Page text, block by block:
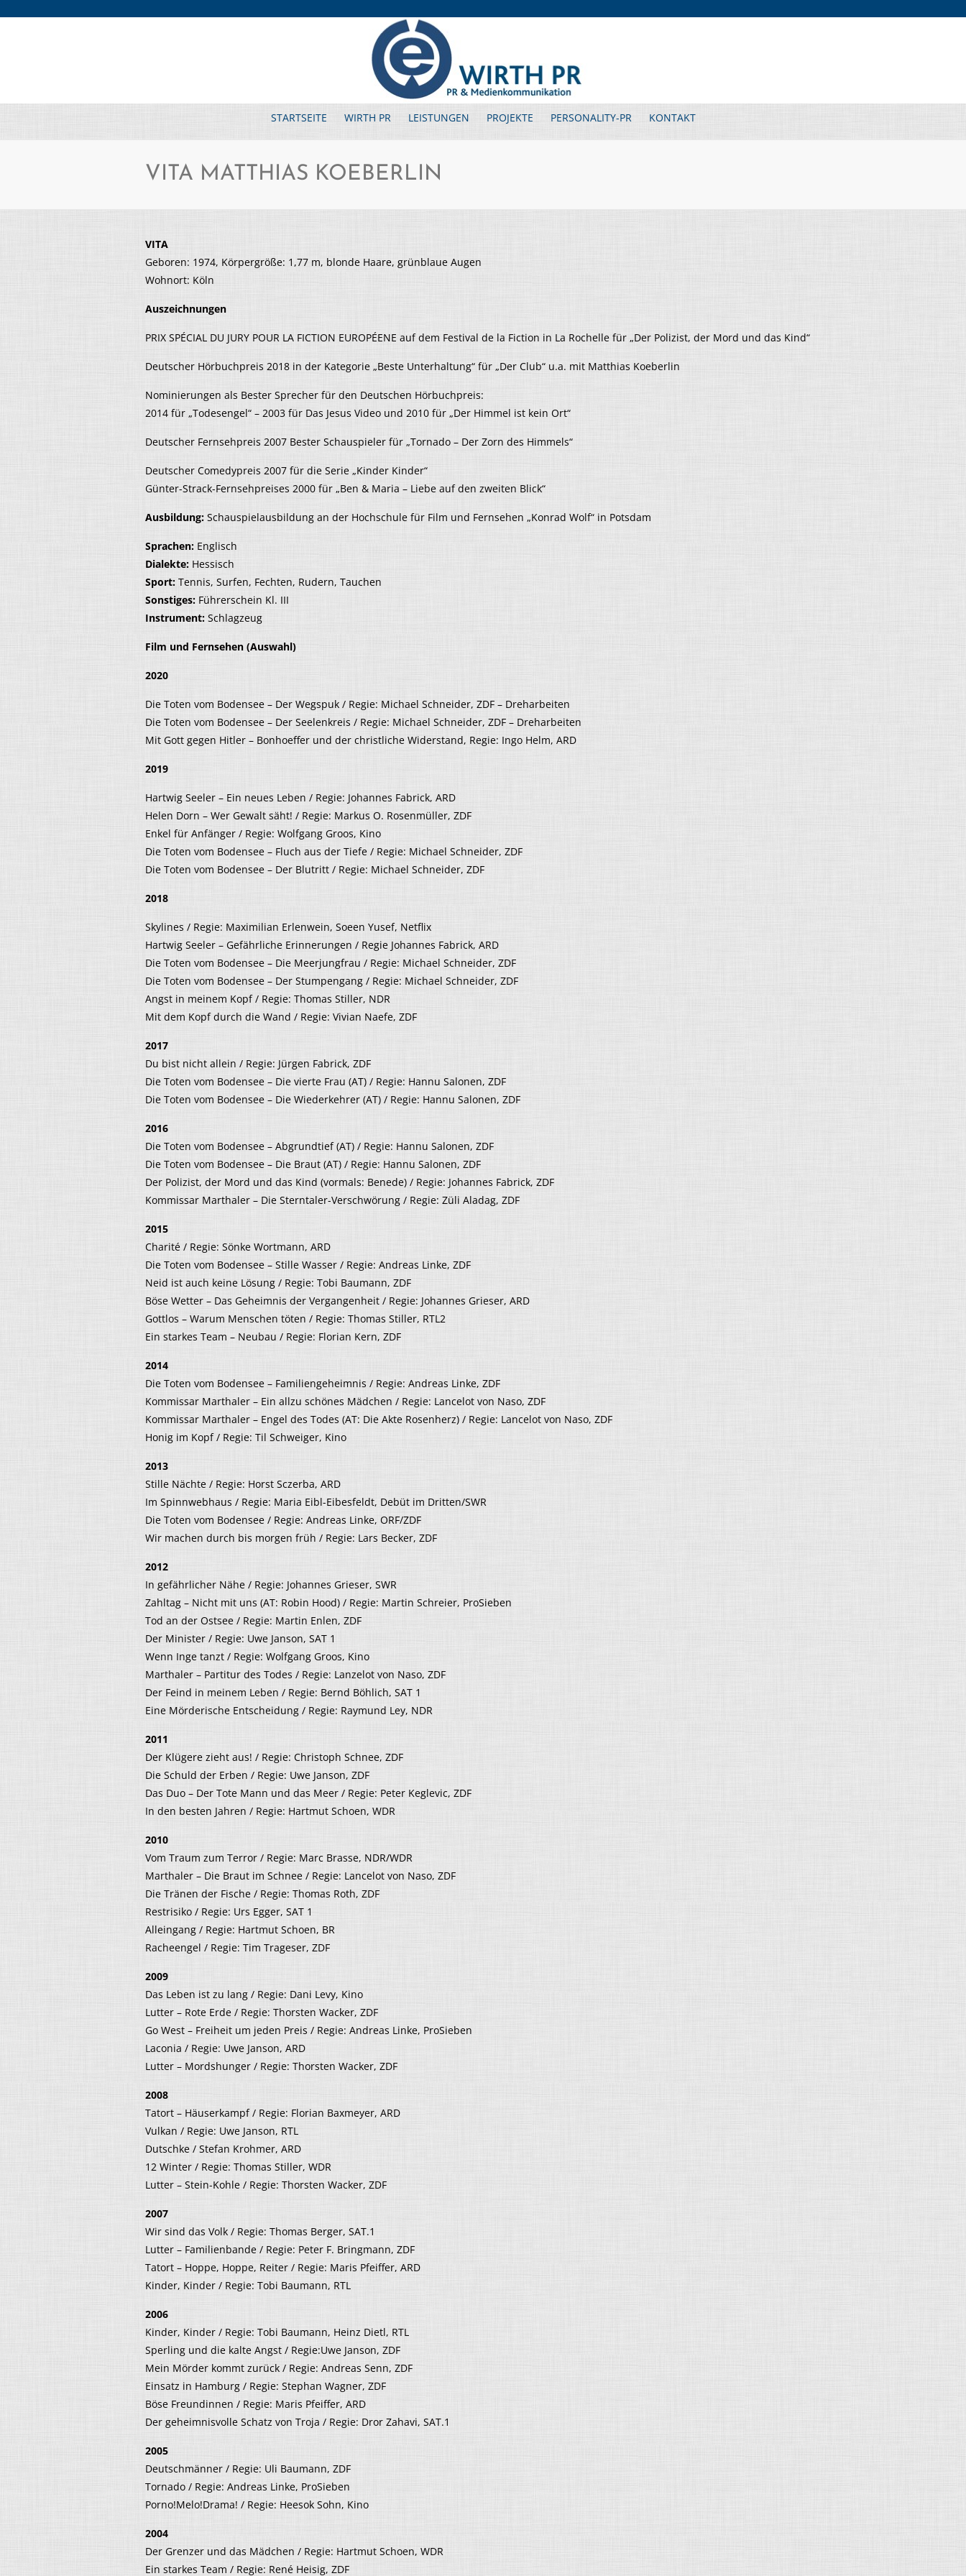
STARTSEITE WIRTH PR LEISTUNGEN PROJEKTE PERSONALITY-PR KONTAKT
VITA MATTHIAS KOEBERLIN
VITA
Geboren: 1974, Körpergröße: 1,77 m, blonde Haare, grünblaue Augen
Wohnort: Köln
Auszeichnungen
PRIX SPÉCIAL DU JURY POUR LA FICTION EUROPÉENE auf dem Festival de la Fiction in La Rochelle für „Der Polizist, der Mord und das Kind“
Deutscher Hörbuchpreis 2018 in der Kategorie „Beste Unterhaltung“ für „Der Club“ u.a. mit Matthias Koeberlin
Nominierungen als Bester Sprecher für den Deutschen Hörbuchpreis:
2014 für „Todesengel“ – 2003 für Das Jesus Video und 2010 für „Der Himmel ist kein Ort“
Deutscher Fernsehpreis 2007 Bester Schauspieler für „Tornado – Der Zorn des Himmels“
Deutscher Comedypreis 2007 für die Serie „Kinder Kinder“
Günter-Strack-Fernsehpreises 2000 für „Ben & Maria – Liebe auf den zweiten Blick“
Ausbildung: Schauspielausbildung an der Hochschule für Film und Fernsehen „Konrad Wolf“ in Potsdam
Sprachen: Englisch
Dialekte: Hessisch
Sport: Tennis, Surfen, Fechten, Rudern, Tauchen
Sonstiges: Führerschein Kl. III
Instrument: Schlagzeug
Film und Fernsehen (Auswahl)
2020
Die Toten vom Bodensee – Der Wegspuk / Regie: Michael Schneider, ZDF – Dreharbeiten
Die Toten vom Bodensee – Der Seelenkreis / Regie: Michael Schneider, ZDF – Dreharbeiten
Mit Gott gegen Hitler – Bonhoeffer und der christliche Widerstand, Regie: Ingo Helm, ARD
2019
Hartwig Seeler – Ein neues Leben / Regie: Johannes Fabrick, ARD
Helen Dorn – Wer Gewalt säht! / Regie: Markus O. Rosenmüller, ZDF
Enkel für Anfänger / Regie: Wolfgang Groos, Kino
Die Toten vom Bodensee – Fluch aus der Tiefe / Regie: Michael Schneider, ZDF
Die Toten vom Bodensee – Der Blutritt / Regie: Michael Schneider, ZDF
2018
Skylines / Regie: Maximilian Erlenwein, Soeen Yusef, Netflix
Hartwig Seeler – Gefährliche Erinnerungen / Regie Johannes Fabrick, ARD
Die Toten vom Bodensee – Die Meerjungfrau / Regie: Michael Schneider, ZDF
Die Toten vom Bodensee – Der Stumpengang / Regie: Michael Schneider, ZDF
Angst in meinem Kopf / Regie: Thomas Stiller, NDR
Mit dem Kopf durch die Wand / Regie: Vivian Naefe, ZDF
2017
Du bist nicht allein / Regie: Jürgen Fabrick, ZDF
Die Toten vom Bodensee – Die vierte Frau (AT) / Regie: Hannu Salonen, ZDF
Die Toten vom Bodensee – Die Wiederkehrer (AT) / Regie: Hannu Salonen, ZDF
2016
Die Toten vom Bodensee – Abgrundtief (AT) / Regie: Hannu Salonen, ZDF
Die Toten vom Bodensee – Die Braut (AT) / Regie: Hannu Salonen, ZDF
Der Polizist, der Mord und das Kind (vormals: Benede) / Regie: Johannes Fabrick, ZDF
Kommissar Marthaler – Die Sterntaler-Verschwörung / Regie: Züli Aladag, ZDF
2015
Charité / Regie: Sönke Wortmann, ARD
Die Toten vom Bodensee – Stille Wasser / Regie: Andreas Linke, ZDF
Neid ist auch keine Lösung / Regie: Tobi Baumann, ZDF
Böse Wetter – Das Geheimnis der Vergangenheit / Regie: Johannes Grieser, ARD
Gottlos – Warum Menschen töten / Regie: Thomas Stiller, RTL2
Ein starkes Team – Neubau / Regie: Florian Kern, ZDF
2014
Die Toten vom Bodensee – Familiengeheimnis / Regie: Andreas Linke, ZDF
Kommissar Marthaler – Ein allzu schönes Mädchen / Regie: Lancelot von Naso, ZDF
Kommissar Marthaler – Engel des Todes (AT: Die Akte Rosenherz) / Regie: Lancelot von Naso, ZDF
Honig im Kopf / Regie: Til Schweiger, Kino
2013
Stille Nächte / Regie: Horst Sczerba, ARD
Im Spinnwebhaus / Regie: Maria Eibl-Eibesfeldt, Debüt im Dritten/SWR
Die Toten vom Bodensee / Regie: Andreas Linke, ORF/ZDF
Wir machen durch bis morgen früh / Regie: Lars Becker, ZDF
2012
In gefährlicher Nähe / Regie: Johannes Grieser, SWR
Zahltag – Nicht mit uns (AT: Robin Hood) / Regie: Martin Schreier, ProSieben
Tod an der Ostsee / Regie: Martin Enlen, ZDF
Der Minister / Regie: Uwe Janson, SAT 1
Wenn Inge tanzt / Regie: Wolfgang Groos, Kino
Marthaler – Partitur des Todes / Regie: Lanzelot von Naso, ZDF
Der Feind in meinem Leben / Regie: Bernd Böhlich, SAT 1
Eine Mörderische Entscheidung / Regie: Raymund Ley, NDR
2011
Der Klügere zieht aus! / Regie: Christoph Schnee, ZDF
Die Schuld der Erben / Regie: Uwe Janson, ZDF
Das Duo – Der Tote Mann und das Meer / Regie: Peter Keglevic, ZDF
In den besten Jahren / Regie: Hartmut Schoen, WDR
2010
Vom Traum zum Terror / Regie: Marc Brasse, NDR/WDR
Marthaler – Die Braut im Schnee / Regie: Lancelot von Naso, ZDF
Die Tränen der Fische / Regie: Thomas Roth, ZDF
Restrisiko / Regie: Urs Egger, SAT 1
Alleingang / Regie: Hartmut Schoen, BR
Racheengel / Regie: Tim Trageser, ZDF
2009
Das Leben ist zu lang / Regie: Dani Levy, Kino
Lutter – Rote Erde / Regie: Thorsten Wacker, ZDF
Go West – Freiheit um jeden Preis / Regie: Andreas Linke, ProSieben
Laconia / Regie: Uwe Janson, ARD
Lutter – Mordshunger / Regie: Thorsten Wacker, ZDF
2008
Tatort – Häuserkampf / Regie: Florian Baxmeyer, ARD
Vulkan / Regie: Uwe Janson, RTL
Dutschke / Stefan Krohmer, ARD
12 Winter / Regie: Thomas Stiller, WDR
Lutter – Stein-Kohle / Regie: Thorsten Wacker, ZDF
2007
Wir sind das Volk / Regie: Thomas Berger, SAT.1
Lutter – Familienbande / Regie: Peter F. Bringmann, ZDF
Tatort – Hoppe, Hoppe, Reiter / Regie: Maris Pfeiffer, ARD
Kinder, Kinder / Regie: Tobi Baumann, RTL
2006
Kinder, Kinder / Regie: Tobi Baumann, Heinz Dietl, RTL
Sperling und die kalte Angst / Regie:Uwe Janson, ZDF
Mein Mörder kommt zurück / Regie: Andreas Senn, ZDF
Einsatz in Hamburg / Regie: Stephan Wagner, ZDF
Böse Freundinnen / Regie: Maris Pfeiffer, ARD
Der geheimnisvolle Schatz von Troja / Regie: Dror Zahavi, SAT.1
2005
Deutschmänner / Regie: Uli Baumann, ZDF
Tornado / Regie: Andreas Linke, ProSieben
Porno!Melo!Drama! / Regie: Heesok Sohn, Kino
2004
Der Grenzer und das Mädchen / Regie: Hartmut Schoen, WDR
Ein starkes Team / Regie: René Heisig, ZDF